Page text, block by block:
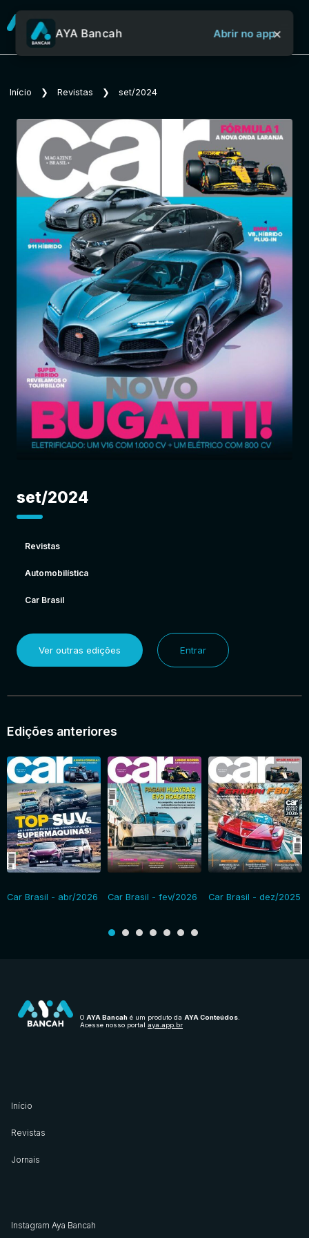
Sobre o Aya Bancah
Início
Revistas
Jornais
Notícias
Entrar
AYA Bancah Abrir no app×
Início ❯ Revistas ❯ set/2024
set/2024
Revistas
Automobilística
Car Brasil
Ver outras edições Entrar
Edições anteriores
Car Brasil - abr/2026 Car Brasil - fev/2026 Car Brasil - dez/2025
O AYA Bancah é um produto da AYA Conteúdos
Acesse nosso portal aya.app.br
Início
Revistas
Jornais
Instagram Aya Bancah